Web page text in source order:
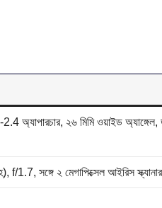
2.4 অ্যাপারচার, ২৬ মিমি ওয়াইড
f/1.7, সঙ্গে ২ মেগাপিক্সেল আইরিস স্ক্যানার